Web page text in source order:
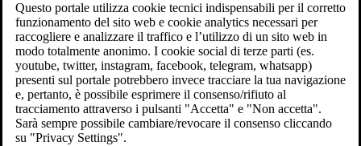
Questo portale utilizza cookie tecnici indispensabili per il corretto
funzionamento del sito web e cookie analytics necessari per
raccogliere e analizzare il traffico e l’utilizzo di un sito web in
modo totalmente anonimo. I cookie social di terze parti (es.
youtube, twitter, instagram, facebook, telegram, whatsapp)
presenti sul portale potrebbero invece tracciare la tua navigazione
e, pertanto, è possibile esprimere il consenso/rifiuto al
tracciamento attraverso i pulsanti "Accetta" e "Non accetta".
Sarà sempre possibile cambiare/revocare il consenso cliccando
su "Privacy Settings".